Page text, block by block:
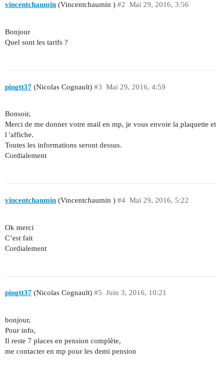
vincentchaumin (Vincentchaumin ) Mai 29, 2016, 3:56
#2
Bonjour
Quel sont les tarifs ?
pingtt37 (Nicolas Cognault) Mai 29, 2016, 4:59
#3
Bonsoir,
Merci de me donner votre mail en mp, je vous envoie la plaquette et
l 'affiche.
Toutes les informations seront dessus.
Cordialement
vincentchaumin (Vincentchaumin ) Mai 29, 2016, 5:22
#4
Ok merci
C’est fait
Cordialement
pingtt37 (Nicolas Cognault) Juin 3, 2016, 10:21
#5
bonjour,
Pour info,
Il reste 7 places en pension complète,
me contacter en mp pour les demi pension